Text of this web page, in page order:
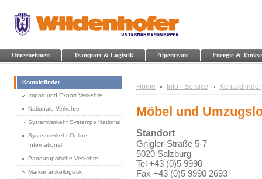
Unternehmen Transport & Logistik Alpentrans Energie &
Kontaktfinder
Import und Export Verkehre
Nationale Verkehre
Systemverkehr Systempo National
Systemverkehr Online
International
Paneuropäische Verkehre
Markenartikellogistik
Home Info - Service Kontaktfinder
Möbel und
Standort
Gnigler-Straße 5-7
5020 Salzburg
Tel +43 (0)5 9990
Fax +43 (0)5 9990 2693